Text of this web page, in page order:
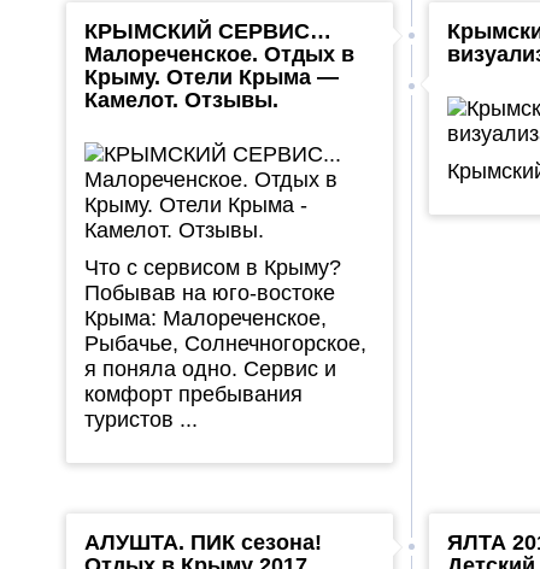
КРЫМСКИЙ СЕРВИС…
Малореченское. Отдых в
Крыму. Отели Крыма —
Камелот. Отзывы.
Что с сервисом в Крыму?
Побывав на юго-востоке
Крыма: Малореченское,
Рыбачье, Солнечногорское,
я поняла одно. Сервис и
комфорт пребывания
туристов ...
АЛУШТА. ПИК сезона!
ЯЛТА